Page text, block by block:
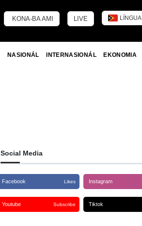
KONA-BA AMI LIVE LÍNGUA
NASIONÁL INTERNASIONÁL
EKONOMIA
Social Media
Facebook Likes Instagram
Youtube Subscribe Tiktok